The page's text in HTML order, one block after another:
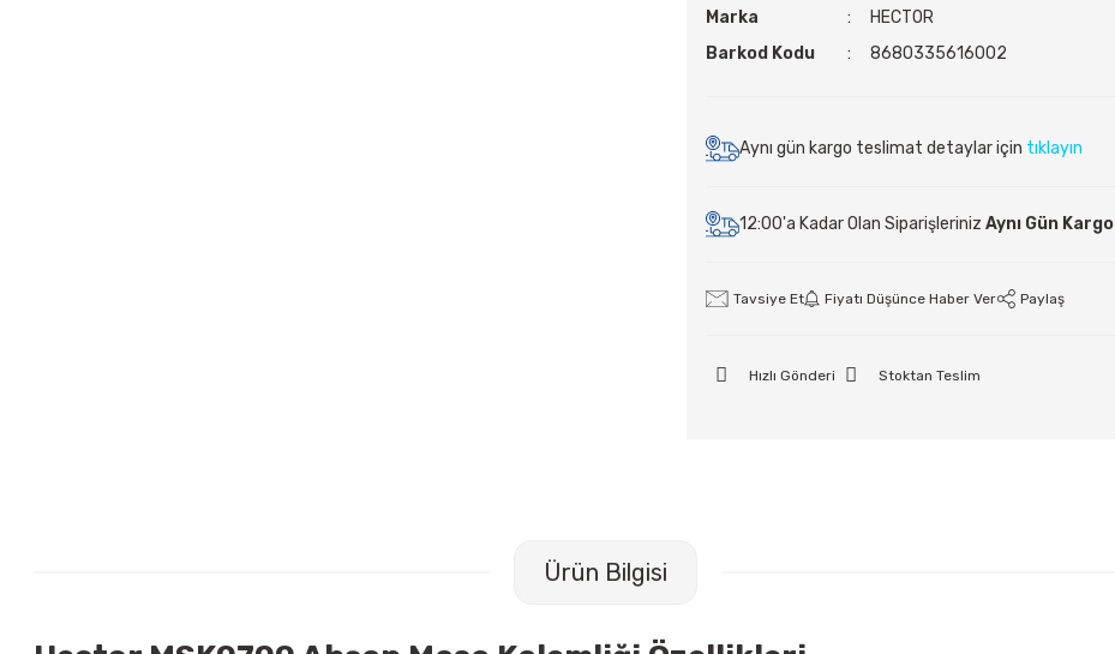
Marka
HECTOR
Barkod Kodu
8680335616002
Aynı gün kargo teslimat detaylar için tıklayın
12:00'a Kadar Olan Siparişleriniz Aynı Gün Kargo
Tavsiye Et Fiyatı Düşünce Haber Ver Paylaş
Hızlı Gönderi Stoktan Teslim
Ürün Bilgisi